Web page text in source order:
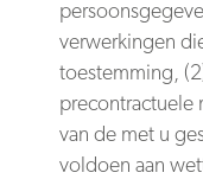
verwerkingen
toestemming,
precontractuele
van de met u
voldoen aan